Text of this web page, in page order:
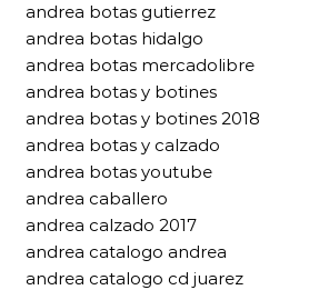
andrea botas gutierrez
andrea botas hidalgo
andrea botas mercadolibre
andrea botas y botines
andrea botas y botines 2018
andrea botas y calzado
andrea botas youtube
andrea caballero
andrea calzado 2017
andrea catalogo andrea
andrea catalogo cd juarez